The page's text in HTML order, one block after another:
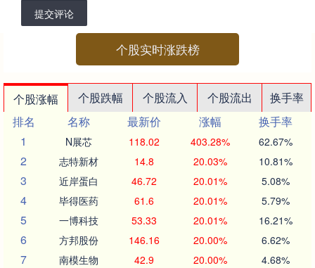
提交评论
个股实时涨跌榜
个股涨幅 个股跌幅 个股流入 个股流出
换手率
排名
名称 最新价 涨幅
换手率
1
N展芯 118.02 403.28% 62.67%
2 志特新材 14.8 20.03% 10.81%
3 近岸蛋白 46.72 20.01% 5.08%
4 毕得医药 61.6 20.01% 5.79%
5 一博科技 53.33 20.01% 16.21%
6 方邦股份 146.16 20.00% 6.62%
7 南模生物 42.9 20.00% 4.68%